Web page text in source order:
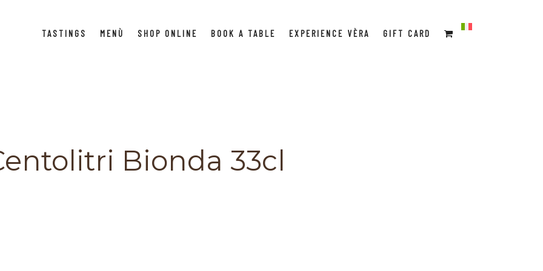
TASTINGS MENÙ SHOP ONLINE BOOK A TABLE EXPERIENCE VÈRA GIFT CARD
Bionda 33cl